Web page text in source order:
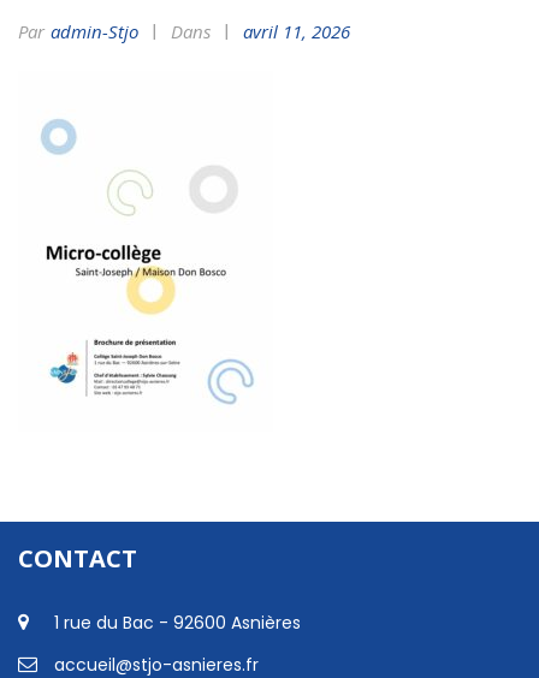
Par Admin-Stjo Dans avril 11, 2026
CONTACT
1 rue du Bac - 92600 Asnières
accueil@stjo-asnieres.fr